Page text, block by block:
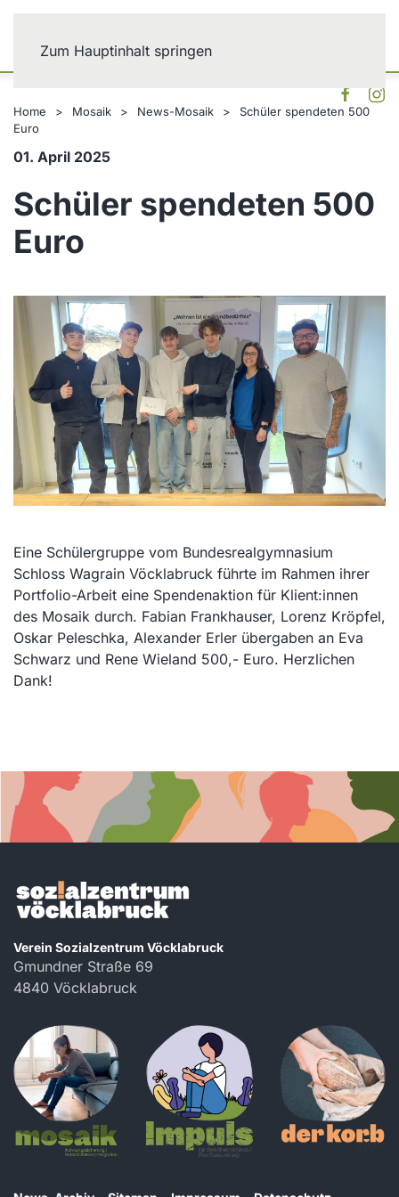
Zum Hauptinhalt springen
Home Mosaik News-Mosaik
Schüler spendeten 500
Euro
01. April 2025
Schüler spendeten 500
Euro
Eine Schülergruppe vom Bundesrealgymnasium
Schloss Wagrain Vöcklabruck führte im Rahmen ihrer
Portfolio-Arbeit eine Spendenaktion für Klient:innen
des Mosaik durch. Fabian Frankhauser, Lorenz Kröpfel,
Oskar Peleschka, Alexander Erler übergaben an Eva
Schwarz und Rene Wieland 500,- Euro. Herzlichen
Dank!
Verein Sozialzentrum Vöcklabruck
Gmundner Straße 69
4840 Vöcklabruck